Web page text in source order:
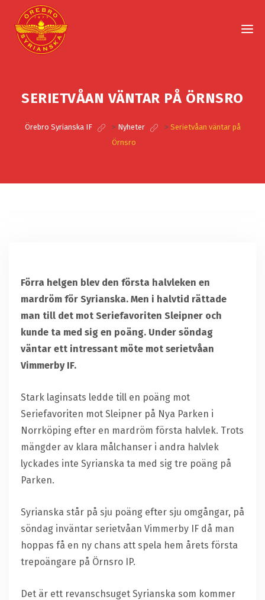
SERIETVÅAN VÄNTAR PÅ ÖRNSRO
Örebro Syrianska IF > Nyheter > Serietvåan väntar på
Örnsro
Förra helgen blev den första halvleken en
mardröm för Syrianska. Men i halvtid rättade
man till det mot Seriefavoriten Sleipner och
kunde ta med sig en poäng. Under söndag
väntar ett intressant möte mot serietvåan
Vimmerby IF.
Stark laginsats ledde till en poäng mot
Seriefavoriten mot Sleipner på Nya Parken i
Norrköping efter en mardröm första halvlek. Trots
mängder av klara målchanser i andra halvlek
lyckades inte Syrianska ta med sig tre poäng på
Parken.
Syrianska står på sju poäng efter sju omgångar, på
söndag inväntar serietvåan Vimmerby IF då man
hoppas få en ny chans att spela hem årets första
trepoängare på Örnsro IP.
Det är ett revanschsuget Syrianska som kommer